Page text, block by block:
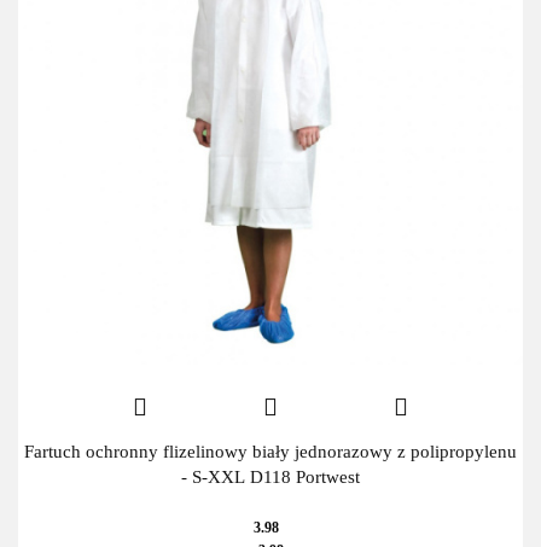
Fartuch ochronny flizelinowy biały jednorazowy z polipropylenu
- S-XXL D118 Portwest
3.98